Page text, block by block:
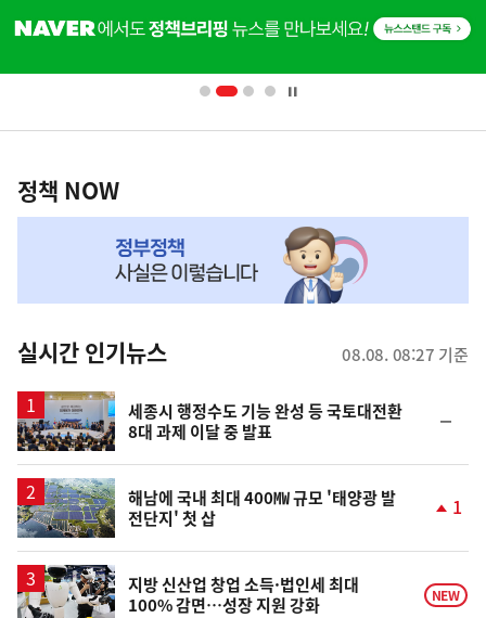
단
배
영
책
NOW,
뉴
스
정책 NOW
실시간 인기뉴스 08.08. 08:27 기준
세종시 행정수도 기능 완성 등 국토대전환
8대 과제 이달 중 발표
일
해남에 국내 최대 400㎿ 규모 '태양광 발
전단지' 첫 삽
계
승
1
지방 신산업 창업 소득·법인세 최대
100% 감면…성장 지원 강화
NEW